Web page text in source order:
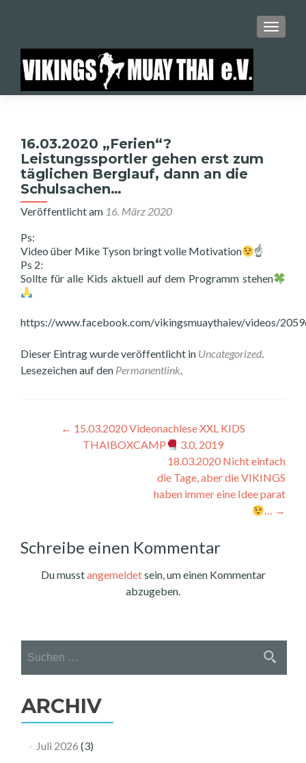
16.03.2020 „Ferien“?
Leistungssportler gehen erst zum
täglichen Berglauf, dann an die
Schulsachen…
Veröffentlicht am 16. März 2020
Ps:
Video über Mike Tyson bringt volle Motivation
☝️
Ps 2:
Sollte für alle Kids aktuell auf dem Programm stehen
https://www.facebook.com/vikingsmuaythaiev/videos/
Dieser Eintrag wurde veröffentlicht in Uncategorized.
Lesezeichen auf den Permanentlink.
Beitragsnavigation
← 15.03.2020 Videonachlese XXL KIDS
THAIBOXCAMP
3.0, 2019
18.03.2020 Nicht einfach
die Tage, aber die VIKINGS
haben immer eine Idee parat
… →
Schreibe einen Kommentar
Du musstangemeldetsein, um einen Kommentar
abzugeben.
nach:
ARCHIV
Juli 2026 (3)